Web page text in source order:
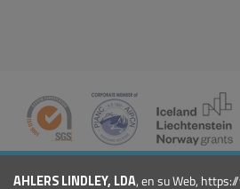
AHLERS LINDLEY, LDA, en su Web,
COMPAÑÍA